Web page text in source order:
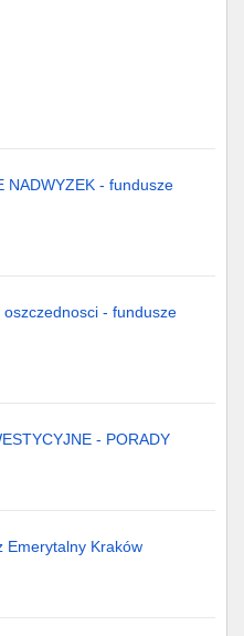
NADWYZEK - fundusze
oszczednosci - fundusze
- PORADY
Emerytalny Kraków